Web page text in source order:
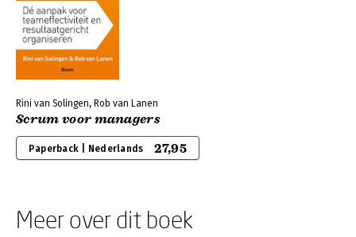
Rini van Solingen, Rob van Lanen
Scrum voor managers
Paperback | Nederlands 27,95
Meer over dit boek